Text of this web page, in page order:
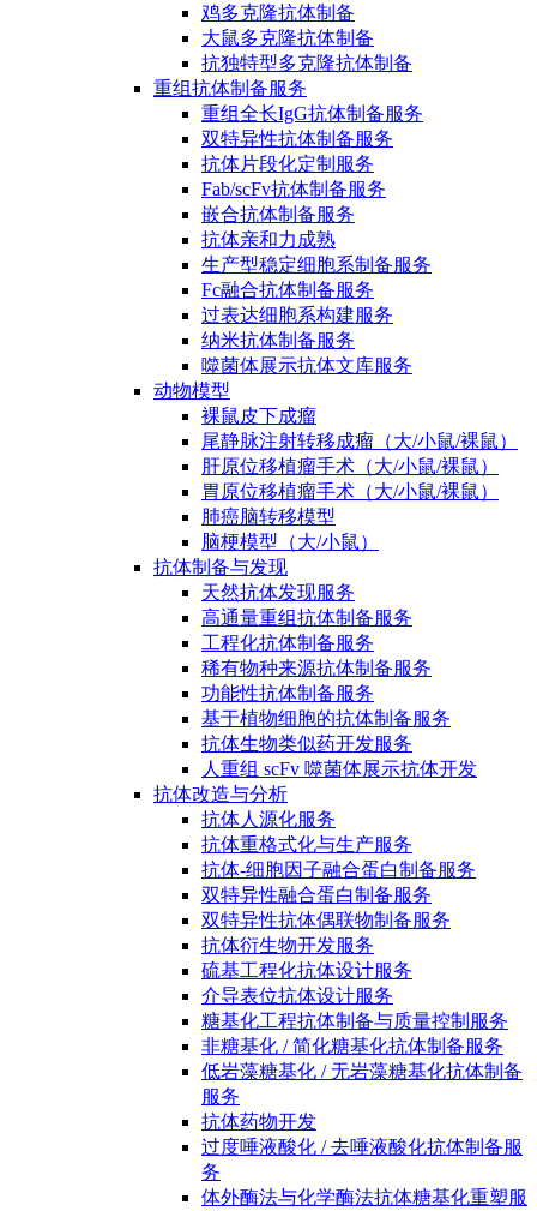
鸡多克隆抗体制备
大鼠多克隆抗体制备
抗独特型多克隆抗体制备
重组抗体制备服务
重组全长IgG抗体制备服务
双特异性抗体制备服务
抗体片段化定制服务
Fab/scFv抗体制备服务
嵌合抗体制备服务
抗体亲和力成熟
生产型稳定细胞系制备服务
Fc融合抗体制备服务
过表达细胞系构建服务
纳米抗体制备服务
噬菌体展示抗体文库服务
动物模型
裸鼠皮下成瘤
尾静脉注射转移成瘤（大/小鼠/裸鼠）
肝原位移植瘤手术（大/小鼠/裸鼠）
胃原位移植瘤手术（大/小鼠/裸鼠）
肺癌脑转移模型
脑梗模型（大/小鼠）
抗体制备与发现
天然抗体发现服务
高通量重组抗体制备服务
工程化抗体制备服务
稀有物种来源抗体制备服务
功能性抗体制备服务
基于植物细胞的抗体制备服务
抗体生物类似药开发服务
人重组 scFv 噬菌体展示抗体开发
抗体改造与分析
抗体人源化服务
抗体重格式化与生产服务
抗体-细胞因子融合蛋白制备服务
双特异性融合蛋白制备服务
双特异性抗体偶联物制备服务
抗体衍生物开发服务
硫基工程化抗体设计服务
介导表位抗体设计服务
糖基化工程抗体制备与质量控制服务
非糖基化 / 简化糖基化抗体制备服务
低岩藻糖基化 / 无岩藻糖基化抗体制备
服务
抗体药物开发
过度唾液酸化 / 去唾液酸化抗体制备服
务
体外酶法与化学酶法抗体糖基化重塑服